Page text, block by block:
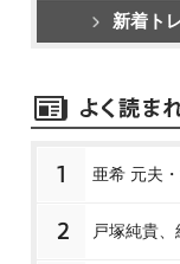
新着ト
1 亜希 元夫
2 戸塚純貴